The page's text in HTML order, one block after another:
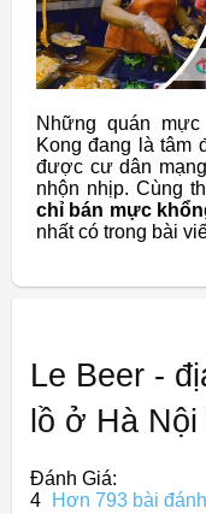
Những quán
Kong đang là tâm
được cư dân
nhộn nhịp. Cùng
chỉ bán mực
nhất có trong bài
Le Beer -
lồ ở Hà
Đánh Giá:
4
Hơn 793 bài